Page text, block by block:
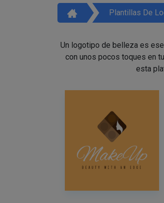
Plantillas De
Un logotipo de belleza es
con unos pocos toques en
esta